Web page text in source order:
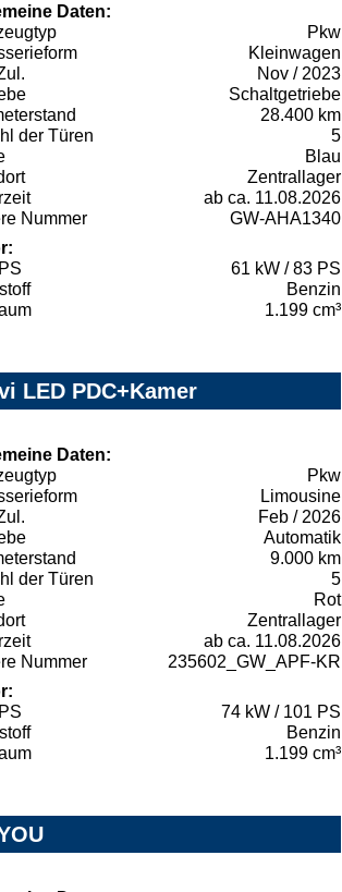
Daten:
Pkw
Kleinwagen
Nov / 2023
Schaltgetriebe
28.400 km
der Türen
5
Blau
Zentrallager
ab ca. 11.08.2026
Nummer
GW-AHA1340
61 kW / 83 PS
Benzin
1.199 cm³
LED PDC+Kamer
Daten:
Pkw
Limousine
Feb / 2026
Automatik
9.000 km
der Türen
5
Rot
Zentrallager
ab ca. 11.08.2026
Nummer
235602_GW_APF-KR
74 kW / 101 PS
Benzin
1.199 cm³